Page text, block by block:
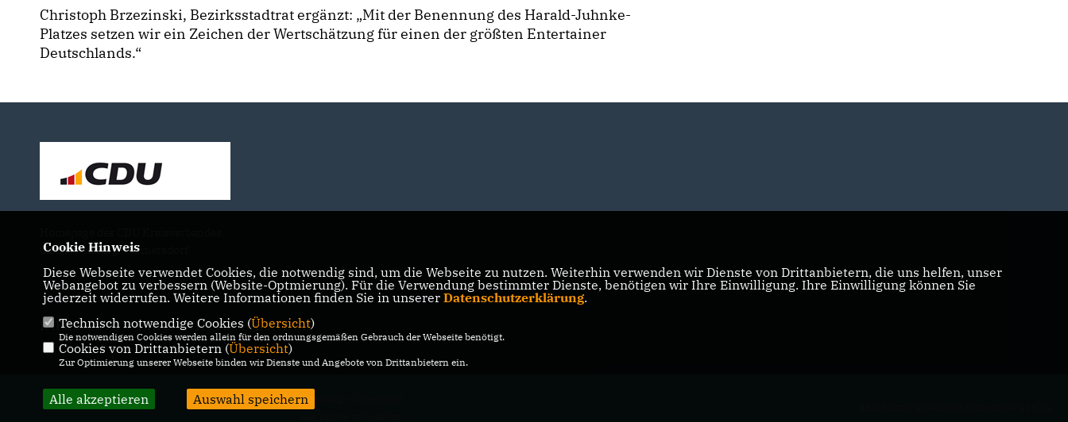
Christoph Brzezinski, Bezirksstadtrat ergänzt: „Mit der Benennung des Harald-Juhnke-
Platzes setzen wir ein Zeichen der Wertschätzung für einen der größten Entertainer
Deutschlands.“
Charlottenburg-Wilmersdorf
IMPRESSUM DATENSCHUTZ KONTAKT
@2026 CDU Charlottenburg-Wilmersdorf
Cookie Hinweis
Diese Webseite verwendet Cookies, die notwendig sind, um die Webseite zu nutzen. Weiterhin verwenden wir Dienste von Drittanbietern, die uns helfen, unser
Webangebot zu verbessern (Website-Optmierung). Für die Verwendung bestimmter Dienste, benötigen wir Ihre Einwilligung. Ihre Einwilligung können Sie
jederzeit widerrufen. Weitere Informationen finden Sie in unserer Datenschutzerklärung.
Technisch notwendige Cookies (Übersicht)
Die notwendigen Cookies werden allein für den ordnungsgemäßen Gebrauch der Webseite benötigt.
Cookies von Drittanbietern (Übersicht)
Zur Optimierung unserer Webseite binden wir Dienste und Angebote von Drittanbietern ein.
Alle akzeptieren Auswahl speichern